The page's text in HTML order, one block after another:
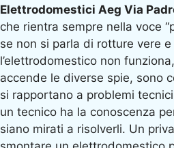
Elettrodomestici Aeg Via
che rientra sempre nella voce
se non si parla di rotture vere
l’elettrodomestico non
accende le diverse spie, sono
si rapportano a problemi
un tecnico ha la conoscenza
siano mirati a risolverli. Un